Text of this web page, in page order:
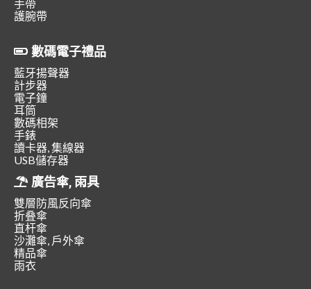
手帶
護腕帶
數碼電子禮品
藍牙揚聲器
計步器
電子鐘
耳筒
數碼相架
手錶
讀卡器, 集線器
USB儲存器
廣告傘, 雨具
雙層防風反向傘
折叠傘
直杆傘
沙灘傘, 戶外傘
精品傘
雨衣